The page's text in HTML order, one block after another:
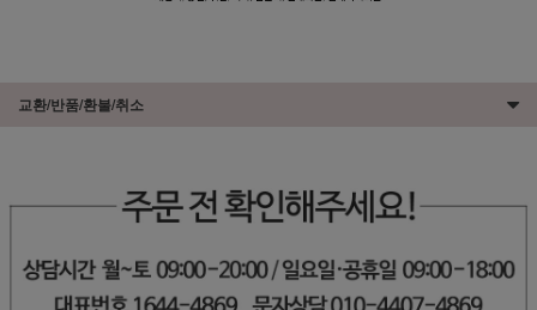
교환/반품/환불/취소